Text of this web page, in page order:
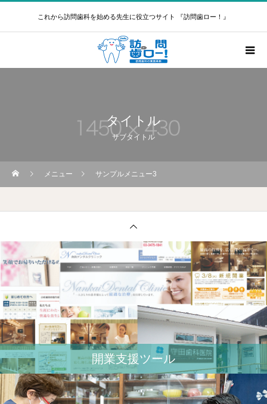
これから訪問歯科を始める先生に役立つサイト 『訪問歯ロー！』
タイトル
サブタイトル
メニュー サンプルメニュー3
開業⽀援ツール